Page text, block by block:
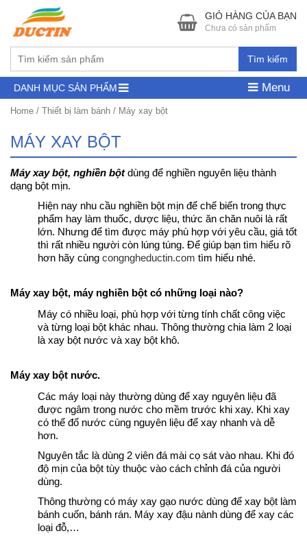
Tìm kiếm
GIỎ HÀNG CỦA BẠN
Chưa có sản phẩm
DANH MỤC SẢN PHẨM Menu
Home / Thiết bị làm bánh / Máy xay bột
MÁY XAY BỘT
Máy xay bột, nghiền bộtdùng để nghiền nguyên liệu thành
dạng bột mịn.
Hiện nay nhu cầu nghiền bột mịn để chế biến trong thực
phẩm hay làm thuốc, dược liệu, thức ăn chăn nuôi là rất
lớn. Nhưng để tìm được máy phù hợp với yêu cầu, giá tốt
thì rất nhiều người còn lúng túng. Để giúp bạn tìm hiểu rõ
hơn hãy cùng congngheductin.com tìm hiểu nhé.
Máy xay bột, máy nghiền bột có những loại nào?
Máy có nhiều loại, phù hợp với từng tính chất công việc
và từng loại bột khác nhau. Thông thường chia làm 2 loại
là xay bột nước và xay bột khô.
Máy xay bột nước.
Các máy loại này thường dùng để xay nguyên liệu đã
được ngâm trong nước cho mềm trước khi xay. Khi xay
có thể đổ nước cùng nguyên liệu để xay nhanh và dễ
hơn.
Nguyên tắc là dùng 2 viên đá mài cọ sát vào nhau. Khi đó
độ mịn của bột tùy thuộc vào cách chỉnh đá của người
dùng.
Thông thường có máy xay gạo nước dùng để xay bột làm
bánh cuốn, bánh rán. Máy xay đậu nành dùng để xay các
loại đỗ,…